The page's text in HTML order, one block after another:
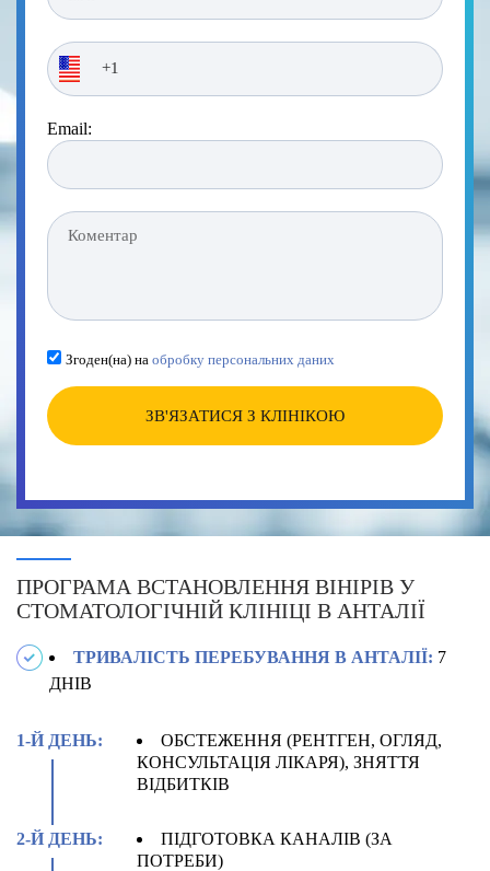
Email:
Згоден(на) на обробку персональних даних
ЗВ'ЯЗАТИСЯ З КЛІНІКОЮ
ПРОГРАМА ВСТАНОВЛЕННЯ ВІНІРІВ У
СТОМАТОЛОГІЧНІЙ КЛІНІЦІ В АНТАЛІЇ
ТРИВАЛІСТЬ ПЕРЕБУВАННЯ В АНТАЛІЇ: 7
ДНІВ
1-Й ДЕНЬ:
ОБСТЕЖЕННЯ (РЕНТГЕН, ОГЛЯД,
КОНСУЛЬТАЦІЯ ЛІКАРЯ), ЗНЯТТЯ
ВІДБИТКІВ
2-Й ДЕНЬ:
ПІДГОТОВКА КАНАЛІВ (ЗА
ПОТРЕБИ)